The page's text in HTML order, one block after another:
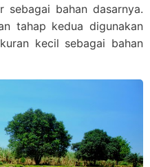
sebagai bahan dasarnya.
tahap kedua digunakan
kecil sebagai bahan